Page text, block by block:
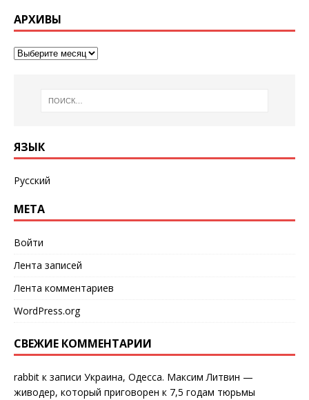
АРХИВЫ
ЯЗЫК
Русский
МЕТА
Войти
Лента записей
Лента комментариев
WordPress.org
СВЕЖИЕ КОММЕНТАРИИ
rabbit к записи Украина, Одесса. Максим Литвин —
живодер, который приговорен к 7,5 годам тюрьмы